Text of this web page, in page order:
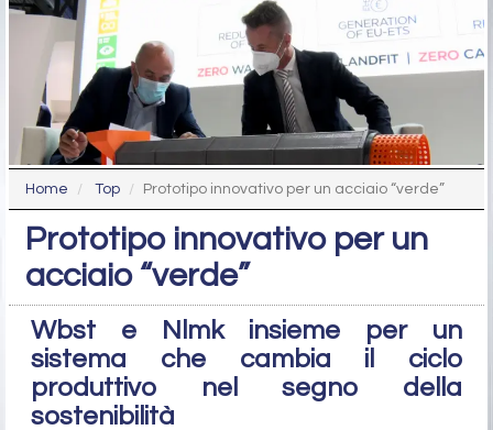
Home Top Prototipo innovativo per un acciaio “verde”
Prototipo innovativo per un
acciaio “verde”
Wbst e Nlmk insieme per un
sistema che cambia il ciclo
produttivo nel segno della
sostenibilità